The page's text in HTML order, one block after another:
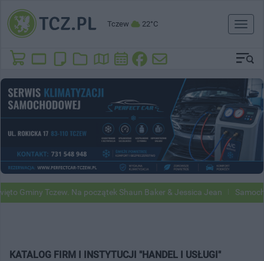
Tczew 22°C
Toggle
Gminy Tczew. Na początek Shaun Baker & Jessica Jean
KATALOG FIRM I INSTYTUCJI "HANDEL I USŁUGI"